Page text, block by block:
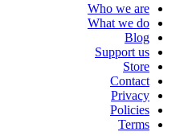
Who we are
What we do
Blog
Support us
Store
Contact
Privacy
Policies
Terms